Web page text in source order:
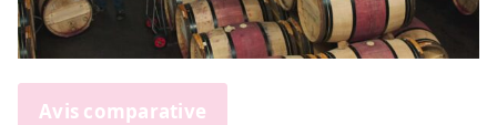
Avis comparative